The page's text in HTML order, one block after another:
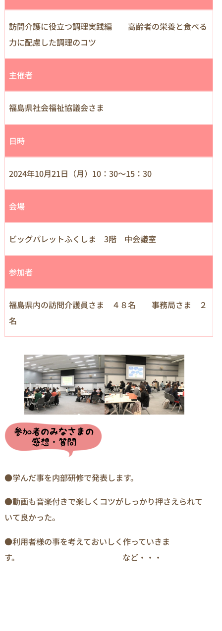
訪問介護に役立つ調理実践編 高齢者の栄養と食べる
力に配慮した調理のコツ
主催者
福島県社会福祉協議会さま
日時
2024年10月21日（月）10：30～15：30
会場
ビッグパレットふくしま 3階 中会議室
参加者
福島県内の訪問介護員さま ４８名 事務局さま ２
名
●学んだ事を内部研修で発表します。
●動画も音楽付きで楽しくコツがしっかり押さえられて
いて良かった。
●利用者様の事を考えておいしく作っていきま
す。 など・・・